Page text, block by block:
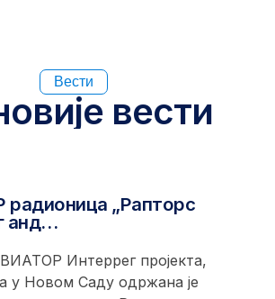
Вести
вести
„Рапторс
анд…
Интеррег пројекта,
у Новом Саду одржана је